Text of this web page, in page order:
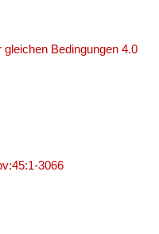
Bedingungen 4.0
3066